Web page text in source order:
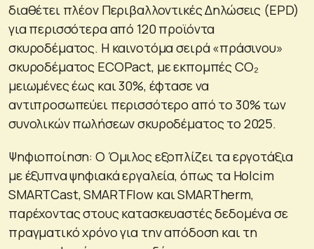
διαθέτει πλέον Περιβαλλοντικές Δηλώσεις (EPD)
για περισσότερα από 120 προϊόντα
σκυροδέματος. Η καινοτόμα σειρά «πράσινου»
σκυροδέματος ECOPact, με εκπομπές CO₂
μειωμένες έως και 30%, έφτασε να
αντιπροσωπεύει περισσότερο από το 30% των
συνολικών πωλήσεων σκυροδέματος το 2025.
Ψηφιοποίηση: Ο Όμιλος εξοπλίζει τα εργοτάξια
με έξυπνα ψηφιακά εργαλεία, όπως τα Holcim
SMARTCast, SMARTFlow και SMARTherm,
παρέχοντας στους κατασκευαστές δεδομένα σε
πραγματικό χρόνο για την απόδοση και τη